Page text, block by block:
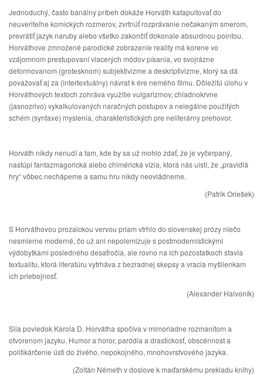
Jednoduchý, často banálny príbeh dokáže Horváth katapultovať do
neuveriteľne komických rozmerov, zvrtnúť rozprávanie nečakaným smerom,
prevrátiť jazyk naruby alebo všetko zakončiť dokonale absurdnou pointou.
Horváthove zmnožené parodické zobrazenie reality má korene vo
vzájomnom prestupovaní viacerých módov písania, vo svojrázne
deformovanom (grotesknom) subjektivizme a deskriptivizme, ktorý sa dá
považovať aj za (intertextuálny) návrat k ére nemého filmu. Dôležitú úlohu v
Horváthových textoch zohráva využitie vulgarizmov, chladnokrvne
(jasnozrivo) vykalkulovaných naračných postupov a nelegálne použitých
schém (syntaxe) myslenia, charakteristických pre neliterárny prehovor.
Horváth nikdy nenudí a tam, kde by sa už mohlo zdať, že je vyčerpaný,
nastúpi fantazmagorická alebo chimérická vízia, ktorá nás uistí, že „pravidlá
hry“ vôbec nechápeme a samu hru nikdy neovládneme.
(Patrik Oriešek)
S Horváthovou prozaickou vervou priam vtrhlo do slovenskej prózy niečo
nesmierne moderné, čo už ani nepolemizuje s postmodernistickými
výdobytkami posledného desaťročia, ale rovno na ich pozostatkoch stavia
textualitu, ktorá literatúru vytrháva z bezradnej skepsy a vracia myšlienkam
ich priebojnosť.
(Alexander Halvoník)
Sila poviedok Karola D. Horvátha spočíva v mimoriadne rozmanitom a
otvorenom jazyku. Humor a horor, paródia a drastickosť, obscénnost a
politikárčenie ústi do živého, nepokojného, ​​mnohovrstvového jazyka.
(Zoltán Németh v doslove k maďarskému prekladu knihy)